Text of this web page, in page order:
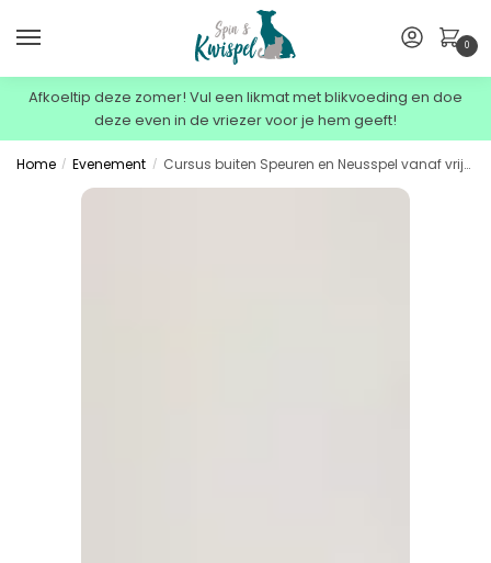
0
Afkoeltip deze zomer! Vul een likmat met blikvoeding en doe
deze even in de vriezer voor je hem geeft!
Home / Evenement / Cursus buiten Speuren en Neusspel vanaf vrijdag 31 juli 18:00 bij Kayleigh